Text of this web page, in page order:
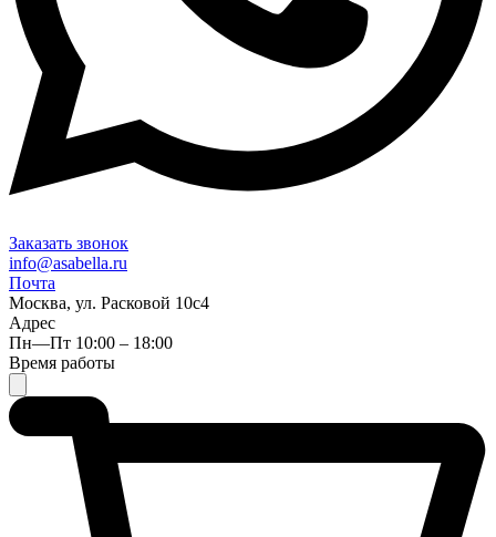
Заказать звонок
info@asabella.ru
Почта
Москва, ул. Расковой 10с4
Адрес
Пн—Пт 10:00 – 18:00
Время работы